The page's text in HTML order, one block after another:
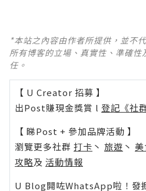
*本站之內容由作者所提供，並不
所有博客的立場、真實性、準確
任。
【 U Creator 招募 】
出Post賺現金獎賞 l 登記《社
【 睇Post + 參加品牌活動 】
瀏覽更多社群 打卡 丶 旅遊 丶
攻略及 活動情報
U Blog開咗WhatsApp啦！發